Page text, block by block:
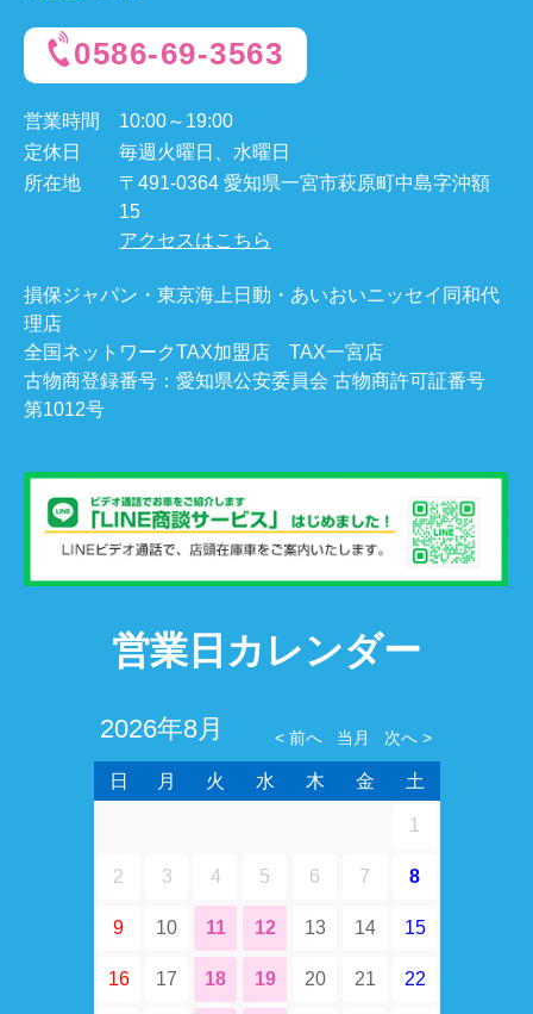
0586-69-3563
営業時間
10:00～19:00
定休日
毎週火曜日、水曜日
所在地
〒491-0364 愛知県一宮市萩原町中島字沖額
15
アクセスはこちら
損保ジャパン・東京海上日動・あいおいニッセイ同和代
理店
全国ネットワークTAX加盟店 TAX一宮店
古物商登録番号：愛知県公安委員会 古物商許可証番号
第1012号
営業日カレンダー
2026年8月
日 月 火 水 木 金 土
1
2 3 4 5 6 7 8
9 10 11 12 13 14 15
16 17 18 19 20 21 22